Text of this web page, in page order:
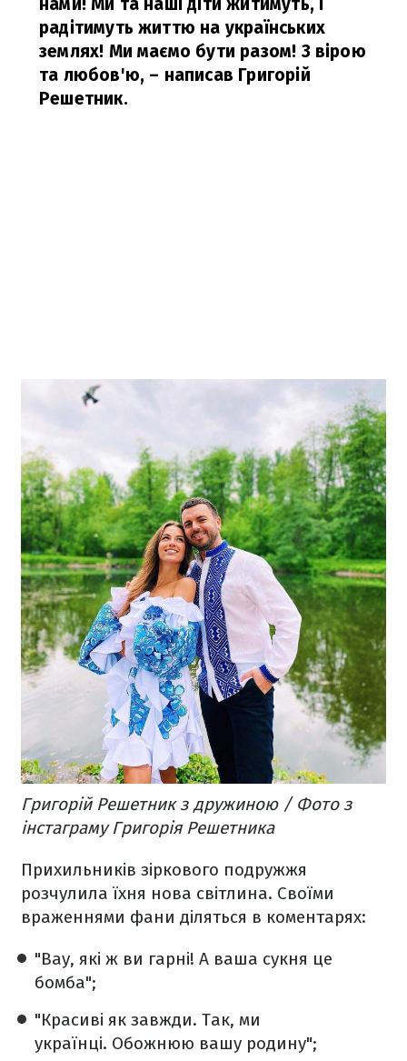
радітимуть життю на українських
землях! Ми маємо бути разом! З вірою
та любов'ю, – написав Григорій
Решетник.
Григорій Решетник з дружиною / Фото з
інстаграму Григорія Решетника
Прихильників зіркового подружжя
розчулила їхня нова світлина. Своїми
враженнями фани діляться в коментарях:
"Вау, які ж ви гарні! А ваша сукня це
бомба";
"Красиві як завжди. Так, ми
українці. Обожнюю вашу родину";